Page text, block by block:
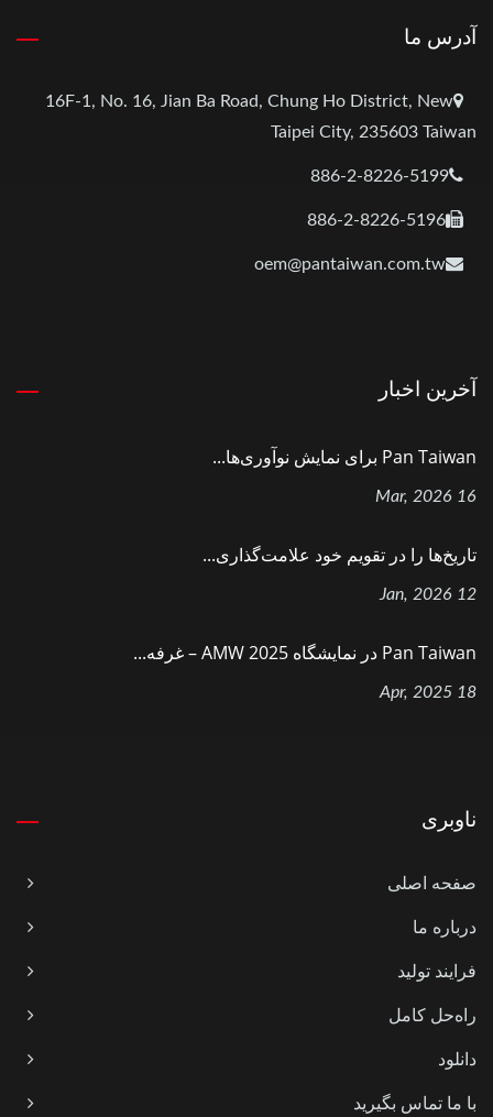
آدرس ما
16F-1, No. 16, Jian Ba Road, Chung Ho District, New
Taipei City, 235603 Taiwan
886-2-8226-5199
886-2-8226-5196
oem@pantaiwan.com.tw
آخرین اخبار
Pan Taiwan برای نمایش نوآوری‌ها...
16 Mar, 2026
تاریخ‌ها را در تقویم خود علامت‌گذاری...
12 Jan, 2026
Pan Taiwan در نمایشگاه AMW 2025 – غرفه...
18 Apr, 2025
ناوبری
صفحه اصلی
درباره ما
فرایند تولید
راه‌حل کامل
دانلود
با ما تماس بگیرید